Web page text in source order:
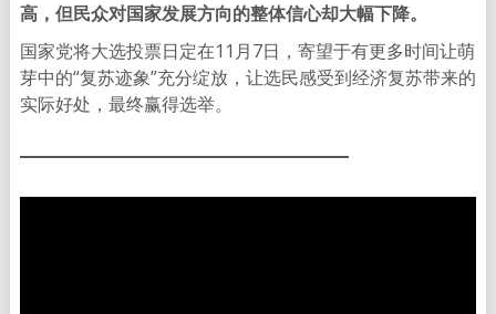
高，但民众对国家发展方向的整体信心却大幅下降。
国家党将大选投票日定在11月7日，寄望于有更多时间让萌
芽中的“复苏迹象”充分绽放，让选民感受到经济复苏带来的
实际好处，最终赢得选举。